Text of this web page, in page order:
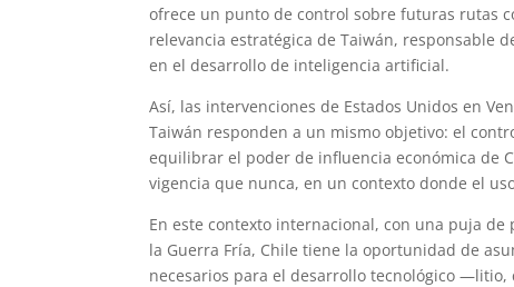
ofrece un punto de control sobre futuras rutas
relevancia estratégica de Taiwán, responsable
en el desarrollo de inteligencia artificial.
Así, las intervenciones de Estados Unidos en
Taiwán responden a un mismo objetivo: el
equilibrar el poder de influencia económica de
vigencia que nunca, en un contexto donde el
En este contexto internacional, con una puja
la Guerra Fría, Chile tiene la oportunidad de
necesarios para el desarrollo tecnológico